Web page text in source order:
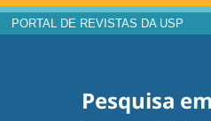
PORTAL DE REVISTAS DA USP
Pesquisa